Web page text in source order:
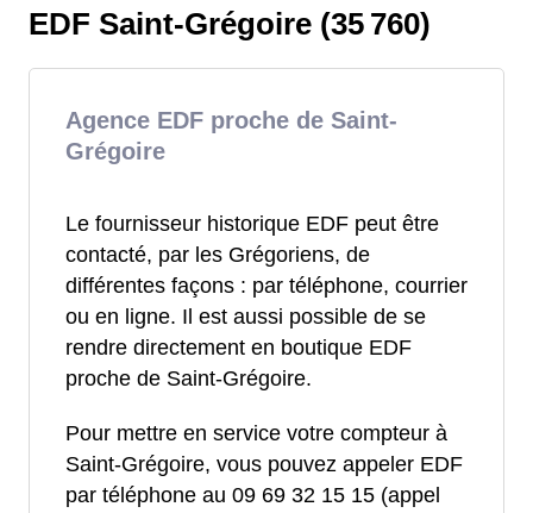
EDF Saint-Grégoire (35 760)
Agence EDF proche de Saint-
Grégoire
Le fournisseur historique EDF peut être
contacté, par les Grégoriens, de
différentes façons : par téléphone, courrier
ou en ligne. Il est aussi possible de se
rendre directement en boutique EDF
proche de Saint-Grégoire.
Pour mettre en service votre compteur à
Saint-Grégoire, vous pouvez appeler EDF
par téléphone au 09 69 32 15 15 (appel